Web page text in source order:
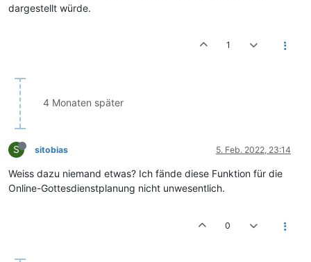
dargestellt würde.
1
4 Monaten später
S sitobias 5. Feb. 2022, 23:14
Weiss dazu niemand etwas? Ich fände diese Funktion für die
Online-Gottesdienstplanung nicht unwesentlich.
0